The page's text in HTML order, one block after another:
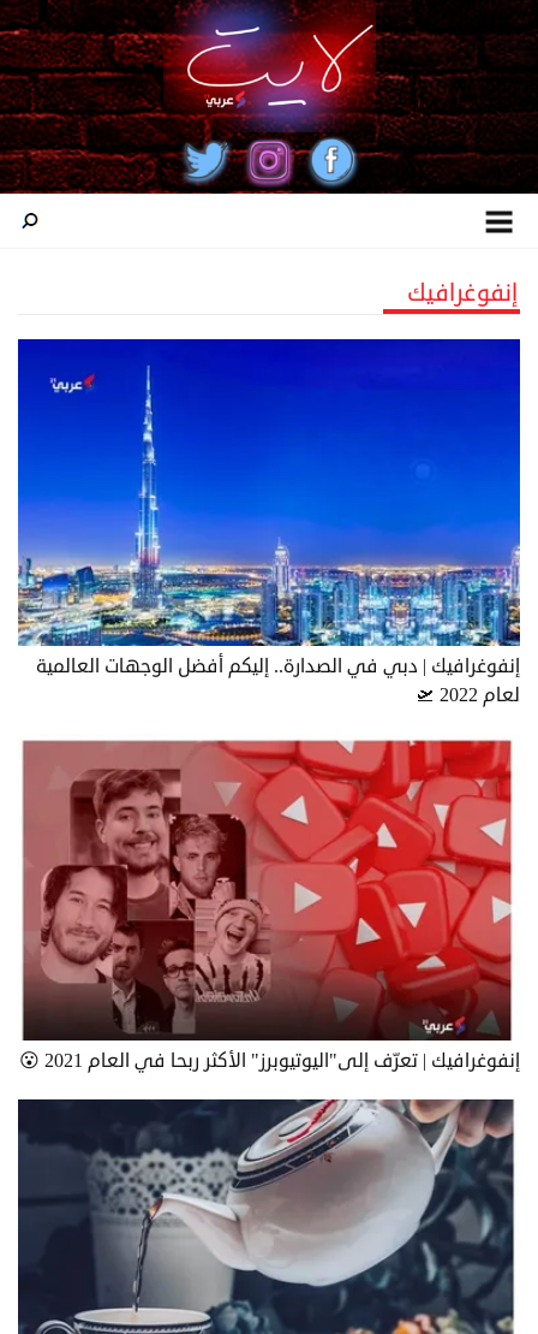
إنفوغرافيك
إنفوغرافيك | دبي في الصدارة.. إليكم أفضل الوجهات العالمية
لعام 2022 🛫
إنفوغرافيك | تعرّف إلى"اليوتيوبرز" الأكثر ربحا في العام 2021 😮